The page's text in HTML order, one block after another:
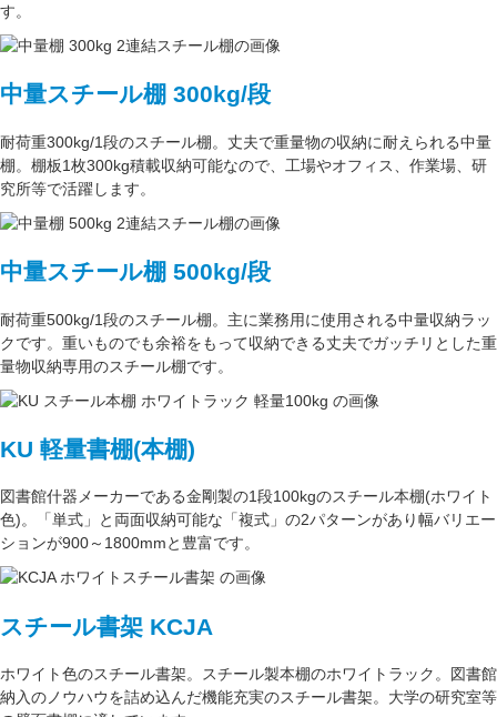
す。
中量スチール棚 300kg/段
耐荷重300kg/1段のスチール棚。丈夫で重量物の収納に耐えられる中量
棚。 棚板1枚300kg積載収納可能なので、工場やオフィス、作業場、研
究所等で活躍します。
中量スチール棚 500kg/段
耐荷重500kg/1段のスチール棚。主に業務用に使用される中量収納ラッ
クです。重いものでも余裕をもって収納できる丈夫でガッチリとした重
量物収納専用のスチール棚です。
KU 軽量書棚(本棚)
図書館什器メーカーである金剛製の1段100kgのスチール本棚(ホワイト
色)。
「単式」 と両面収納可能な 「複式」 の2パターンがあり幅バリエー
ションが900～1800mmと豊富です。
スチール書架 KCJA
ホワイト色のスチール書架。スチール製本棚のホワイトラック。図書館
納入のノウハウを詰め込んだ機能充実のスチール書架。 大学の研究室等